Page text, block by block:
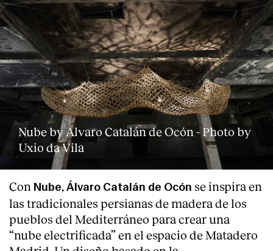
Nube by Alvaro Catalán de Ocón - Photo by
Uxio da Vila
Con Nube, Álvaro Catalán de Ocón se inspira en
las tradicionales persianas de madera de los
pueblos del Mediterráneo para crear una
“nube electrificada” en el espacio de Matadero